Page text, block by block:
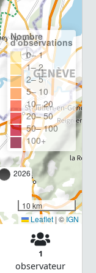
2026
Nombre
d'observations
0– 1
1– 2
2– 5
5– 10
10– 20
20– 50
50– 100
100+
10 km
Leaflet | ©IGN
1
observateur